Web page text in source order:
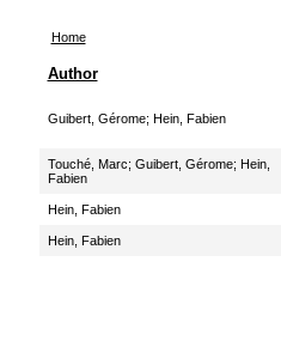
Home
Author
Guibert, Gérome; Hein, Fabien
Touché, Marc; Guibert, Gérome; Hein,
Fabien
Hein, Fabien
Hein, Fabien